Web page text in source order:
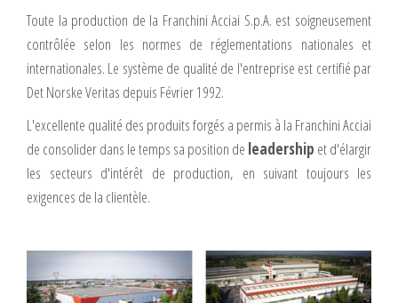
Toute la production de la Franchini Acciai S.p.A. est soigneusement
contrôlée selon les normes de réglementations nationales et
internationales. Le système de qualité de l'entreprise est certifié par
Det Norske Veritas depuis Février 1992.
L'excellente qualité des produits forgés a permis à la Franchini Acciai
de consolider dans le temps sa position de leadership et d'élargir
les secteurs d'intérêt de production, en suivant toujours les
exigences de la clientèle.